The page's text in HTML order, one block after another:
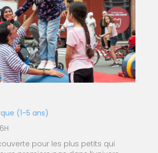
(1-5 ans)
pour les plus petits qui